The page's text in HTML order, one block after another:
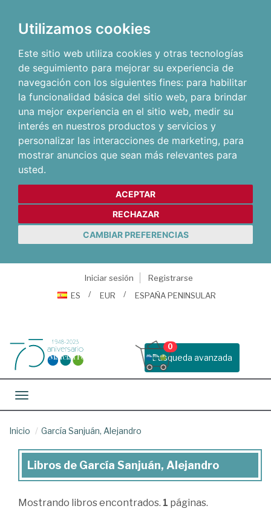
Utilizamos cookies
Este sitio web utiliza cookies y otras tecnologías
de seguimiento para mejorar su experiencia de
navegación con los siguientes fines: para habilitar
la funcionalidad básica del sitio web, para brindar
una mejor experiencia en el sitio web, medir su
interés en nuestros productos y servicios y
personalizar las interacciones de marketing, para
mostrar anuncios que sean más relevantes para
usted.
ACEPTAR
RECHAZAR
CAMBIAR PREFERENCIAS
Iniciar sesión
Registrarse
ES
EUR ESPAÑA PENINSULAR
Busqueda avanzada
0
Toggle navigation
Inicio García Sanjuán, Alejandro
Libros
García
Libros de García Sanjuán, Alejandro
Mostrando libros encontrados. 1 páginas.